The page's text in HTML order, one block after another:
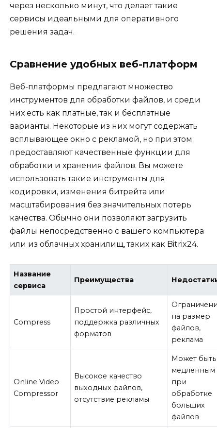
через несколько минут, что делает такие
сервисы идеальными для оперативного
решения задач.
Сравнение удобных веб-платформ
Веб-платформы предлагают множество
инструментов для обработки файлов, и среди
них есть как платные, так и бесплатные
варианты. Некоторые из них могут содержать
всплывающее окно с рекламой, но при этом
предоставляют качественные функции для
обработки и хранения файлов. Вы можете
использовать такие инструменты для
кодировки, изменения битрейта или
масштабирования без значительных потерь
качества. Обычно они позволяют загрузить
файлы непосредственно с вашего компьютера
или из облачных хранилищ, таких как Bitrix24.
Название
сервиса
Преимущества
Compress
Простой интерфейс,
поддержка различных
форматов
на размер
файлов,
реклама
Online Video
Compressor
Высокое качество
выходных файлов,
отсутствие рекламы
Может быть
медленным
при
обработке
больших
файлов